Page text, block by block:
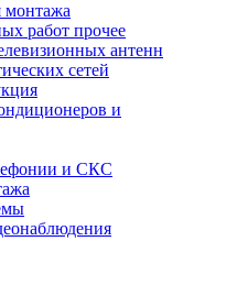
монтажа
работ прочее
антенн
сетей
и
и СКС